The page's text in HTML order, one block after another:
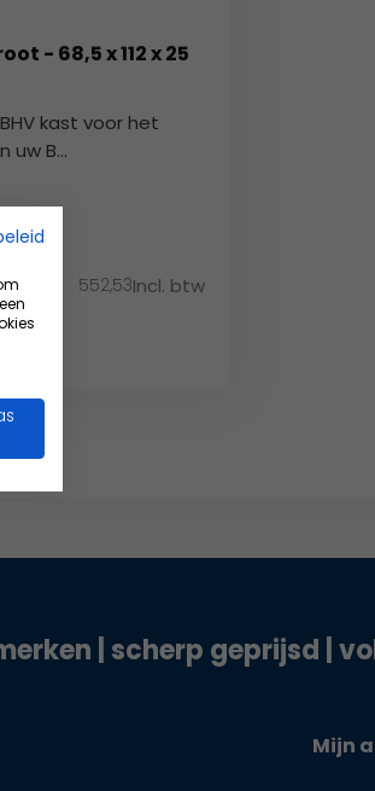
- 68,5 x 112 x 25
kast voor het
uw B...
552,53Incl. btw
| scherp geprijsd |
Mijn